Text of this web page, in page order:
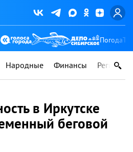
Погода
Народные Финансы Регионы
в Иркутске
беговой